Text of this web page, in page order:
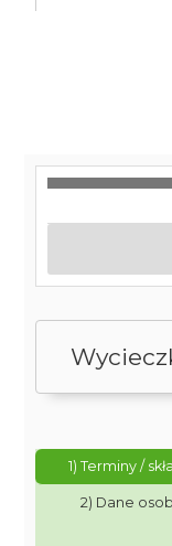
1) Terminy /
2) Dane